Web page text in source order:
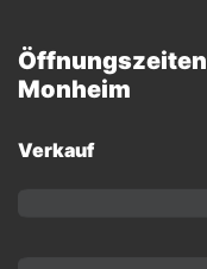
Öffnungszeiten
Monheim
Verkauf